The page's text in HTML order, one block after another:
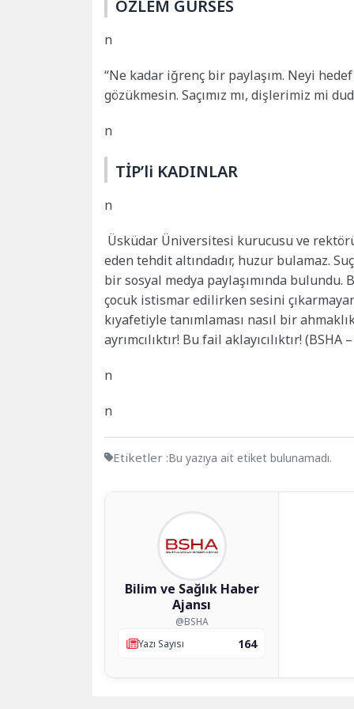
ÖZLEM GÜRSES
n
“Ne kadar iğrenç bir paylaşım. Neyi
gözükmesin. Saçımız mı, dişlerimiz mi
n
TİP’li KADINLAR
n
Üsküdar Üniversitesi kurucusu ve
eden tehdit altındadır, huzur bulamaz.
bir sosyal medya paylaşımında
çocuk istismar edilirken sesini
kıyafetiyle tanımlaması nasıl bir
ayrımcılıktır! Bu fail aklayıcılıktır!
n
n
Etiketler :Bu yazıya ait etiket bulunamadı.
Bilim ve Sağlık Haber
Ajansı
@BSHA
Yazı Sayısı
164